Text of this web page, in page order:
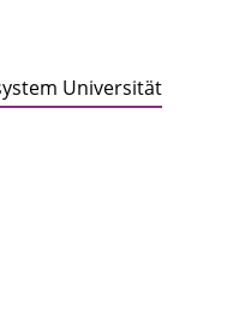
Universität